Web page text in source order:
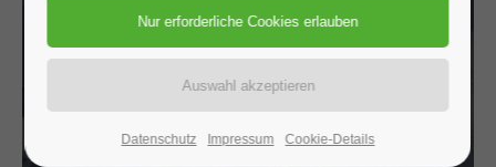
Organisatorisches rund um
Mitgliedschaft, Vorstand,
Geschäftsstelle etc.
Datenschutz Impressum Cookie-Details